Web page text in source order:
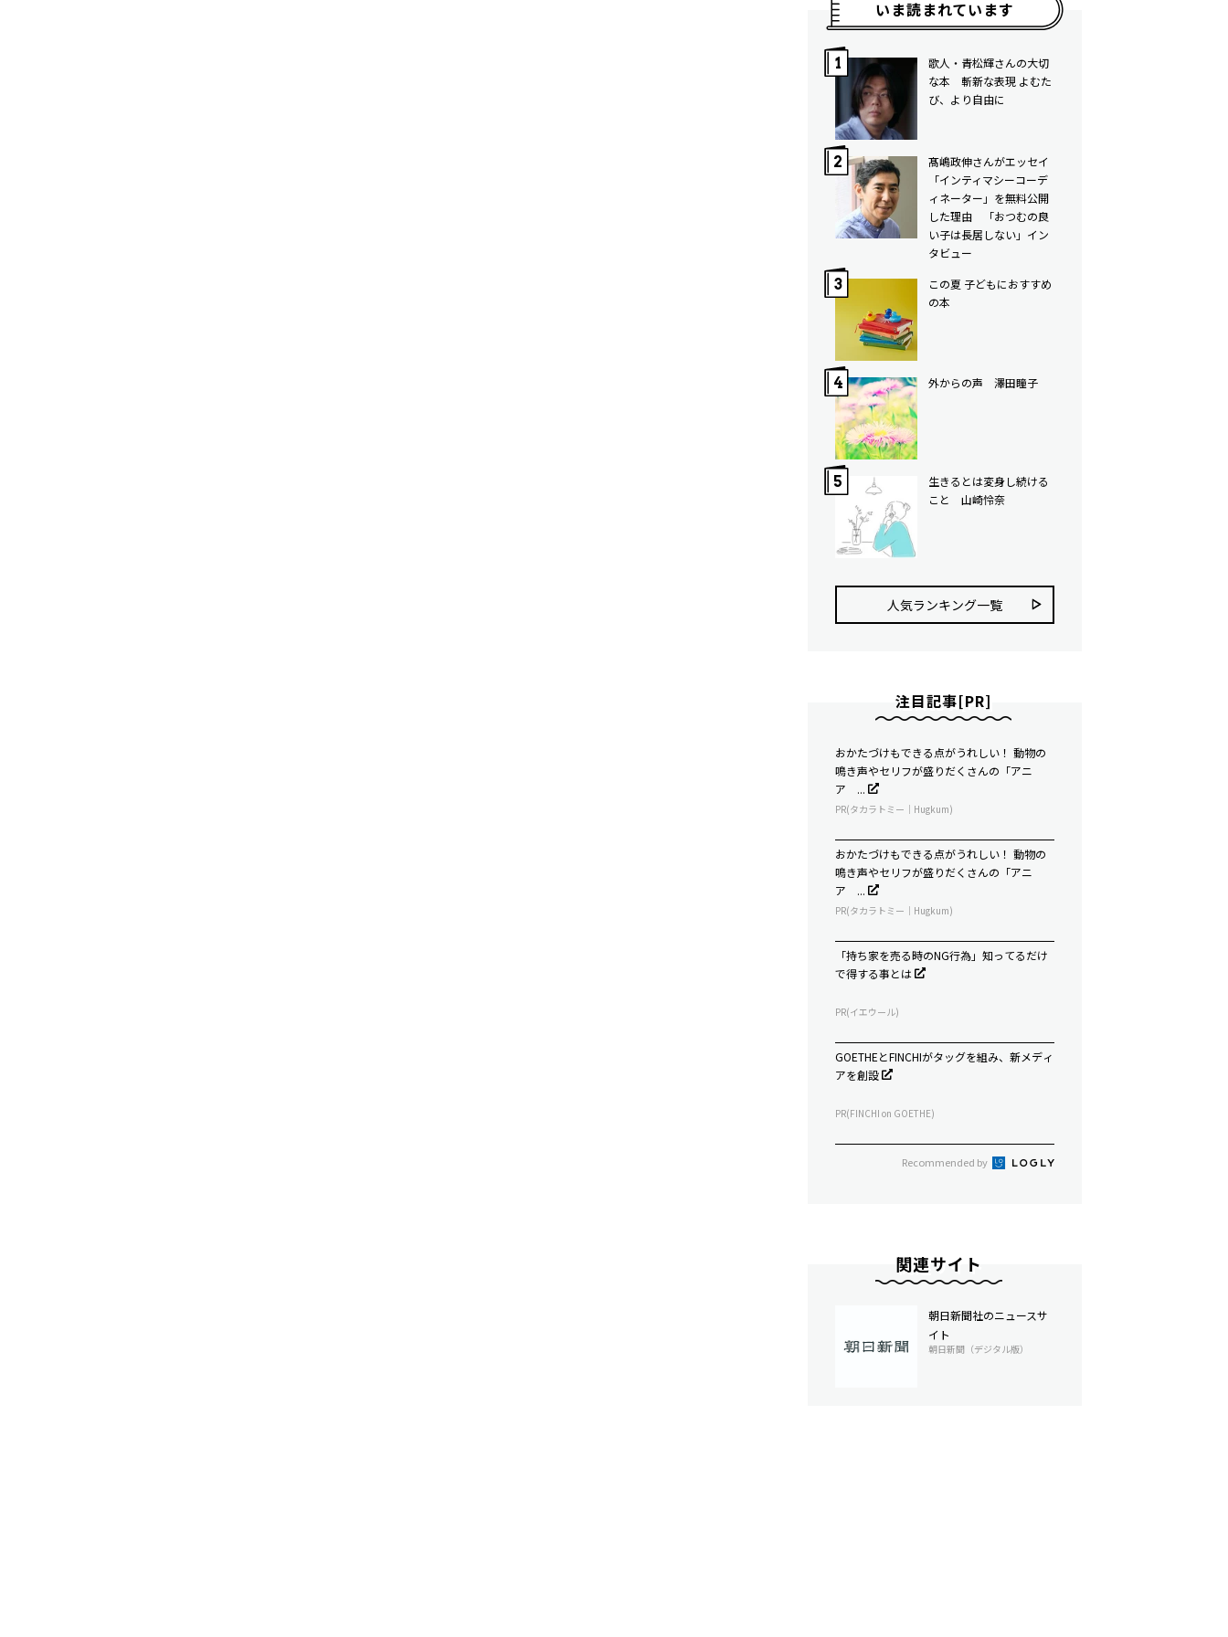
いま読まれています
歌人・青松輝さんの大切
な本 斬新な表現 よむた
び、より自由に
髙嶋政伸さんがエッセイ
「インティマシーコーデ
ィネーター」を無料公開
した理由 「おつむの良
い子は長居しない」イン
タビュー
この夏 子どもにおすすめ
の本
外からの声 澤田瞳子
生きるとは変身し続ける
こと 山崎怜奈
人気ランキング⼀覧
注目記事[PR]
おかたづけもできる点がうれしい！ 動物の
鳴き声やセリフが盛りだくさんの「アニ
ア ...
PR(タカラトミー｜Hugkum)
おかたづけもできる点がうれしい！ 動物の
鳴き声やセリフが盛りだくさんの「アニ
ア ...
PR(タカラトミー｜Hugkum)
「持ち家を売る時のNG行為」知ってるだけ
で得する事とは
PR(イエウール)
GOETHEとFINCHIがタッグを組み、新メディ
アを創設
PR(FINCHI on GOETHE)
Recommended by
関連サイト
朝日新聞社のニュースサ
イト
朝日新聞（デジタル版）